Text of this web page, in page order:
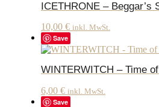
ICETHRONE – Beggar’s
10,00 € inkl. MwSt.
Save
WINTERWITCH – Time
6,00 € inkl. MwSt.
Save